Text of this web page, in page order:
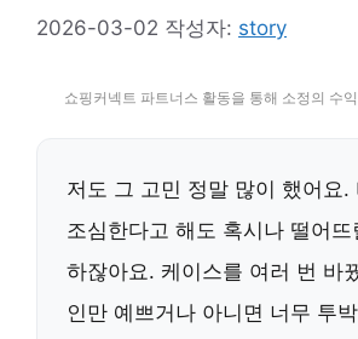
2026-03-02 작성자: story
쇼핑커넥트 파트너스 활동을 통해 소정의 수
저도 그 고민 정말 많이 했어요.
조심한다고 해도 혹시나 떨어
하잖아요. 케이스를 여러 번 바
인만 예쁘거나 아니면 너무 투